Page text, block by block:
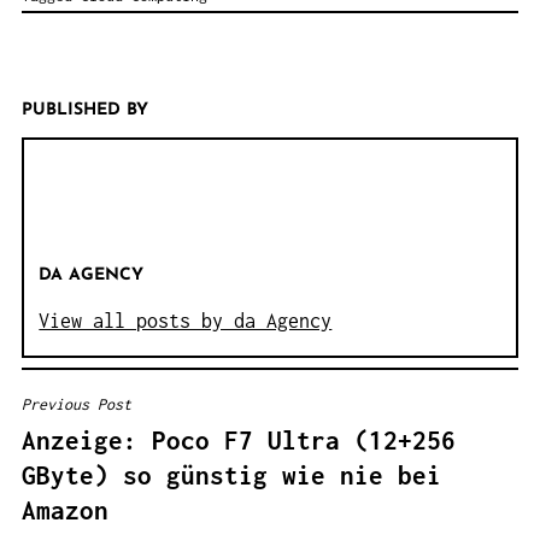
PUBLISHED BY
DA AGENCY
View all posts by da Agency
B
E
I
T
Previous Post
Anzeige: Poco F7 Ultra (12+256
GByte) so günstig wie nie bei
Amazon